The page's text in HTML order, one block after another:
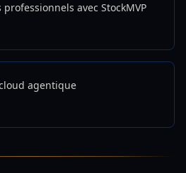
avec StockMVP
agentique